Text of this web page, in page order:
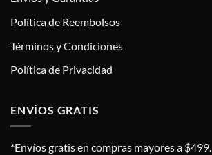
Política de Reembolsos
Términos y Condiciones
Política de Privacidad
ENVÍOS GRATIS
*Envíos gratis en compras mayores a $499.